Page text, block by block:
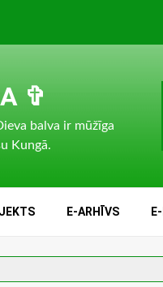
✞
balva ir mūžīga
Kungā.
E-ARHĪVS